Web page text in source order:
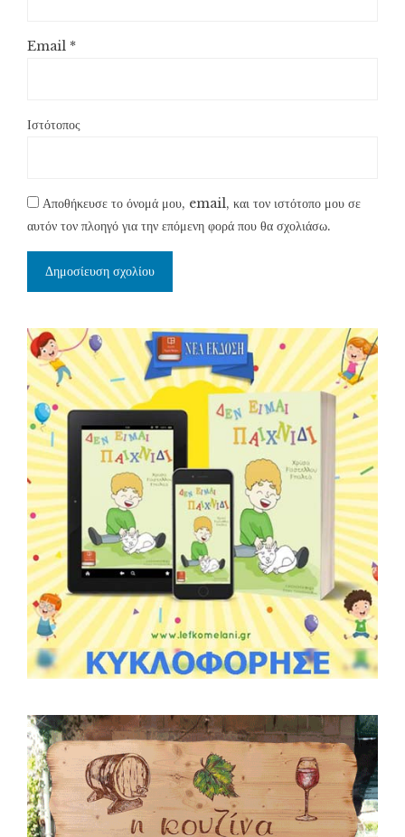
Email *
Ιστότοπος
Αποθήκευσε το όνομά μου, email, και τον ιστότοπο μου σε
αυτόν τον πλοηγό για την επόμενη φορά που θα σχολιάσω.